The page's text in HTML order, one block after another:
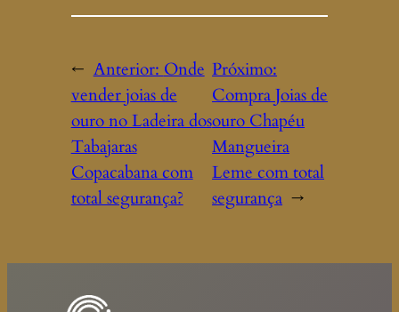
← Anterior: Onde
vender joias de
ouro no Ladeira dos
Tabajaras
Copacabana com
total segurança?
Próximo:
Compra Joias de
ouro Chapéu
Mangueira
Leme com total
segurança →